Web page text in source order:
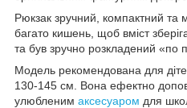
Рюкзак зручний, компактний та
багато кишень, щоб вміст
та був зручно розкладений «по
Модель рекомендована для
130-145 см. Вона ефектно
улюбленим аксесуаром для